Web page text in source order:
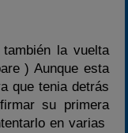
la vuelta
) Aunque esta
que tenia detrás
su primera
en varias